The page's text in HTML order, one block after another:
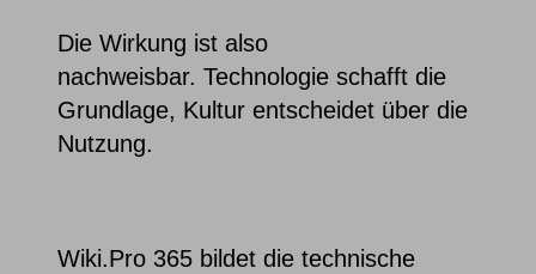
Die Wirkung ist also
nachweisbar. Technologie schafft die
Grundlage, Kultur entscheidet über die
Nutzung.
Wiki.Pro 365 bildet die technische